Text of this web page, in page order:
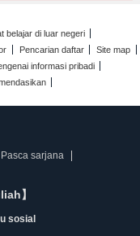
belajar di luar negeri
Pencarian daftar
Site map
informasi pribadi
sarjana
】
sosial